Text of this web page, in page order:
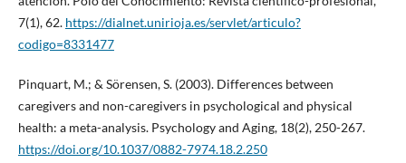
7(1), 62. https://dialnet.unirioja.es/servlet/articulo?
codigo=8331477
Pinquart, M.; & Sörensen, S. (2003). Differences between
caregivers and non-caregivers in psychological and physical
health: a meta-analysis. Psychology and Aging, 18(2), 250-267.
https://doi.org/10.1037/0882-7974.18.2.250